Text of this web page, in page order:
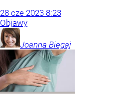
28 cze 2023 8:23
Objawy
Joanna Biegaj